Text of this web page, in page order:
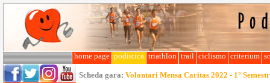
home page podistica triathlon trail ciclismo criterium
Scheda gara: Volontari Mensa Caritas 2022 - 1°